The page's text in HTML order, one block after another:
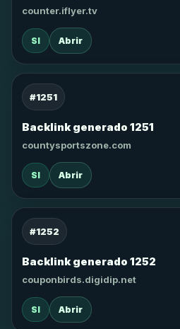
counter.iflyer.tv
SI Abrir
#1251
Backlink generado 1251
countysportszone.com
SI Abrir
#1252
Backlink generado 1252
couponbirds.digidip.net
SI Abrir